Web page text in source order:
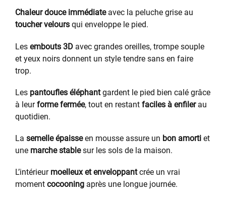
Chaleur douce immédiateavec la peluche grise au
toucher velours qui enveloppe le pied.
Les embouts 3D avec grandes oreilles, trompe souple
et yeux noirs donnent un style tendre sans en faire
trop.
Les pantoufles éléphantgardent le pied bien calé grâce
à leurforme fermée, tout en restant faciles à enfilerau
quotidien.
La semelle épaisseen mousse assure un bon amorti et
une marche stablesur les sols de la maison.
L’intérieur moelleux et enveloppantcrée un vrai
moment cocooning après une longue journée.